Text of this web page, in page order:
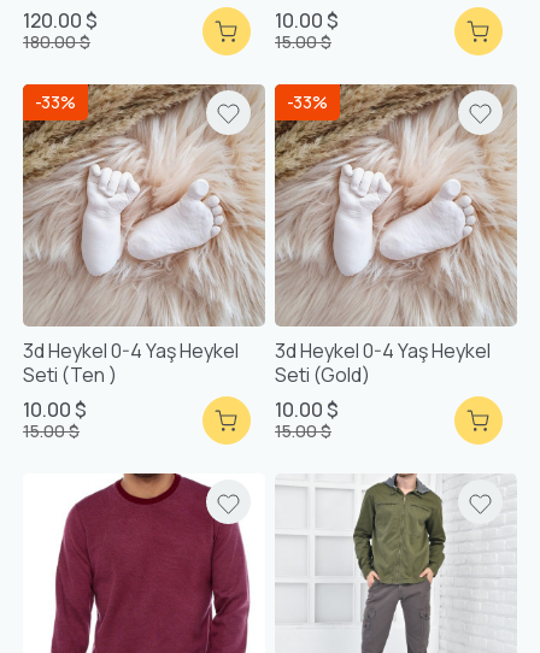
120.00 $
180.00 $
10.00 $
15.00 $
-33%
3d Heykel 0-4 Yaş Heykel
Seti (ten )
10.00 $
15.00 $
-33%
3d Heykel 0-4 Yaş Heykel
Seti (gold)
10.00 $
15.00 $